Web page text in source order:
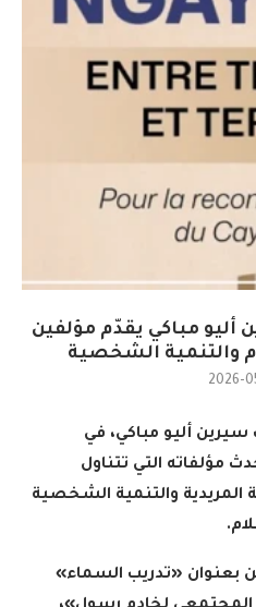
أليو مباكي يقدّم مؤلفين
والتنمية الشخصية
2026-
أليو مباكي، في
مؤلفاته التي تتناول
والتنمية الشخصية
.
بعنوان «تدريب السماء»